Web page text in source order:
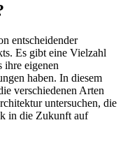
entscheidender
Es gibt eine Vielzahl
eigenen
haben. In diesem
verschiedenen Arten
untersuchen, die
in die Zukunft auf